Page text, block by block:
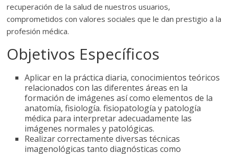
recuperación de la salud de nuestros usuarios,
comprometidos con valores sociales que le dan prestigio a la
profesión médica.
Objetivos Específicos
Aplicar en la práctica diaria, conocimientos teóricos
relacionados con las diferentes áreas en la
formación de imágenes así como elementos de la
anatomía, fisiología. fisiopatología y patología
médica para interpretar adecuadamente las
imágenes normales y patológicas.
Realizar correctamente diversas técnicas
imagenológicas tanto diagnósticas como